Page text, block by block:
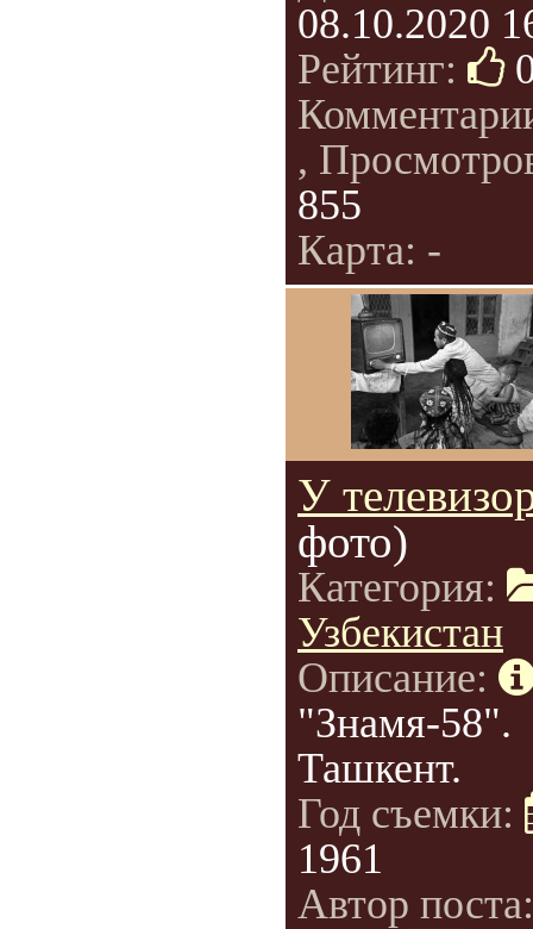
08.10.2020
Рейтинг:
,
855
Карта: -
У
фото)
Категория:
Узбекистан
Описание:
"Знамя-58".
Ташкент.
Год съемки:
1961
Автор